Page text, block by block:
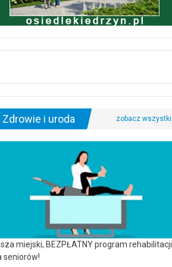
Zdrowie i uroda
miejski, BEZPŁATNY program rehabilitacji
seniorów!